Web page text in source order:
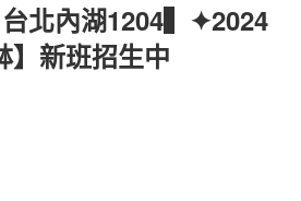
台北內湖1204▍✦2024
】新班招生中